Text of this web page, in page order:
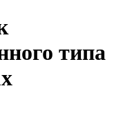
типа